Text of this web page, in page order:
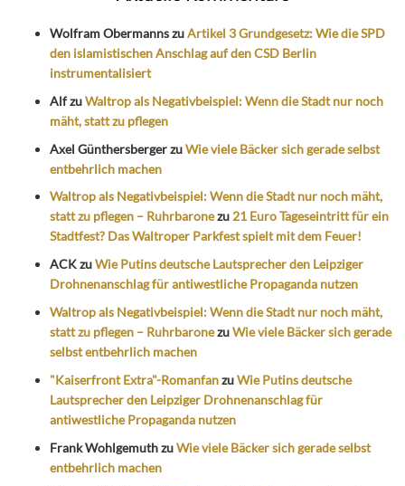
Wolfram ObermannszuArtikel 3 Grundgesetz: Wie die SPD
den islamistischen Anschlag auf den CSD Berlin
instrumentalisiert
AlfzuWaltrop als Negativbeispiel: Wenn die Stadt nur noch
mäht, statt zu pflegen
Axel GünthersbergerzuWie viele Bäcker sich gerade selbst
entbehrlich machen
Waltrop als Negativbeispiel: Wenn die Stadt nur noch mäht,
statt zu pflegen – Ruhrbaronezu21 Euro Tageseintritt für ein
Stadtfest? Das Waltroper Parkfest spielt mit dem Feuer!
ACKzuWie Putins deutsche Lautsprecher den Leipziger
Drohnenanschlag für antiwestliche Propaganda nutzen
Waltrop als Negativbeispiel: Wenn die Stadt nur noch mäht,
statt zu pflegen – RuhrbaronezuWie viele Bäcker sich gerade
selbst entbehrlich machen
"Kaiserfront Extra"-RomanfanzuWie Putins deutsche
Lautsprecher den Leipziger Drohnenanschlag für
antiwestliche Propaganda nutzen
Frank WohlgemuthzuWie viele Bäcker sich gerade selbst
entbehrlich machen